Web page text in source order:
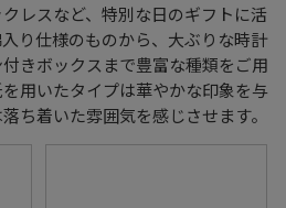
レスなど、特別な日のギフトに活
り仕様のものから、大ぶりな時計
きボックスまで豊富な種類をご用
用いたタイプは華やかな印象を与
ち着いた雰囲気を感じさせます。